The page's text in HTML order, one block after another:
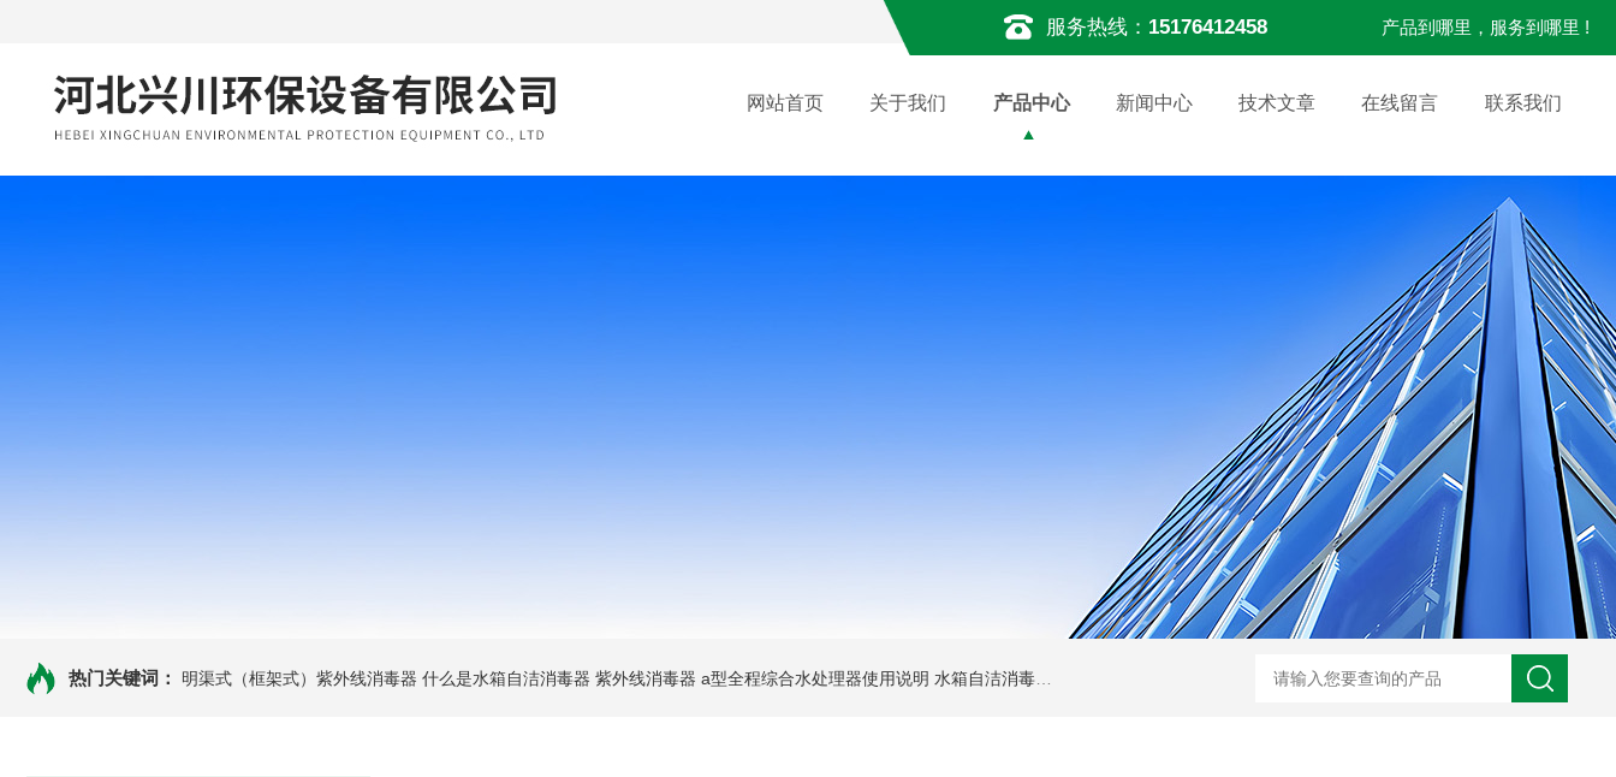
服务热线： 15176412458 产品到哪里，服务到哪里 !
网站首页 关于我们 产品中心 新闻中心 技术文章 在线留言 联系我们
热门关键词： 明渠式（框架式）紫外线消毒器 什么是水箱自洁消毒器 紫外线消毒器 a型全程综合水处理器使用说明 水箱自洁消毒器 a型全程综合水处理器应用范围 水箱自洁消毒器 a型全程综合水处理器安装